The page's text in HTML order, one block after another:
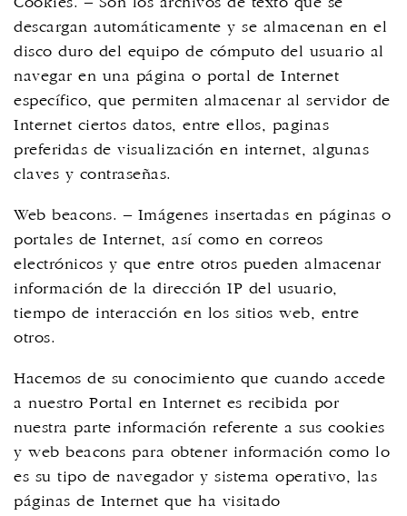
descargan automáticamente y se almacenan en el
disco duro del equipo de cómputo del usuario al
navegar en una página o portal de Internet
específico, que permiten almacenar al servidor de
Internet ciertos datos, entre ellos, paginas
preferidas de visualización en internet, algunas
claves y contraseñas.
Web beacons. – Imágenes insertadas en páginas o
portales de Internet, así como en correos
electrónicos y que entre otros pueden almacenar
información de la dirección IP del usuario,
tiempo de interacción en los sitios web, entre
otros.
Hacemos de su conocimiento que cuando accede
a nuestro Portal en Internet es recibida por
nuestra parte información referente a sus cookies
y web beacons para obtener información como lo
es su tipo de navegador y sistema operativo, las
páginas de Internet que ha visitado